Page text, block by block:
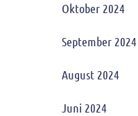
Oktober 2024
September 2024
August 2024
Juni 2024